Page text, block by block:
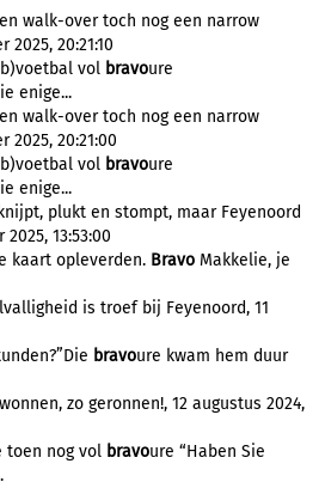
walk-over toch nog een narrow
20:21:10
vol bravoure
enige...
walk-over toch nog een narrow
2025, 20:21:00
vol bravoure
enige...
plukt en stompt, maar Feyenoord
13:53:00
kaart opleverden. Bravo Makkelie, je
is troef bij Feyenoord, 11
bravoure kwam hem duur
zo geronnen!, 12 augustus 2024,
toen nog vol bravoure “Haben Sie